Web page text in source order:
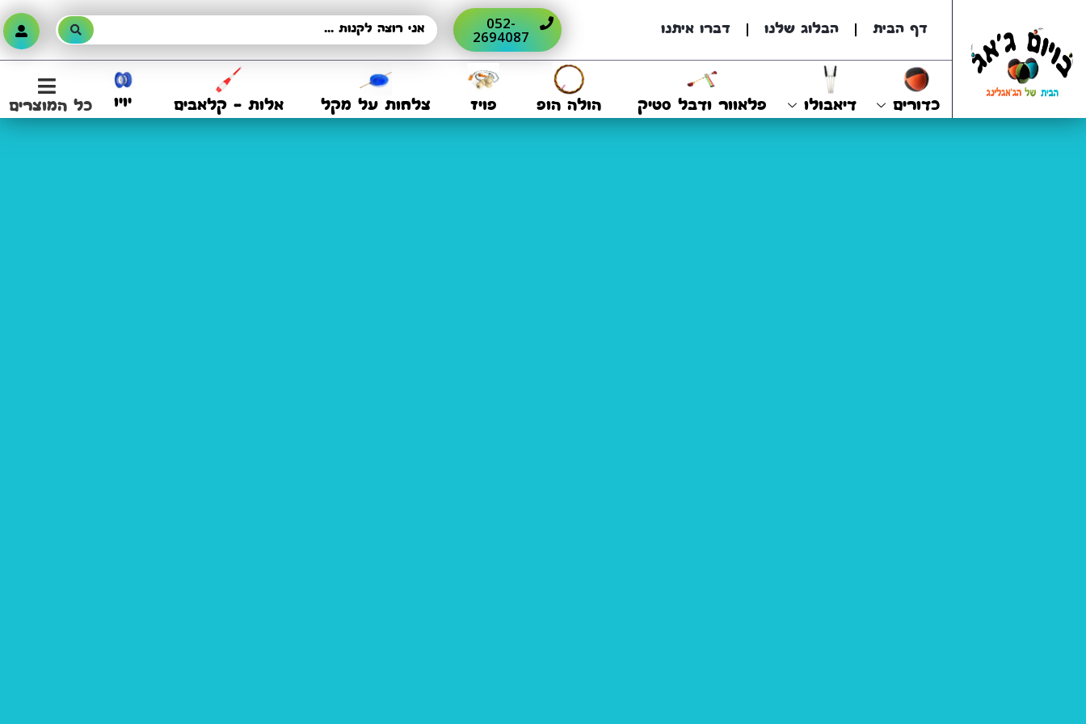
דף הבית הבלוג שלנו דברו איתנו 052-
2694087
כדורים דיאבולו פלאוור ודבל סטיק הולה הופ פויז צלחות על מקל אלות – קלאבים יויו כל המוצרים